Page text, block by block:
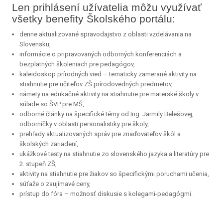
Len prihlásení užívatelia môžu využívať
všetky benefity Školského portálu:
denne aktualizované spravodajstvo z oblasti vzdelávania na
Slovensku,
informácie o pripravovaných odborných konferenciách a
bezplatných školeniach pre pedagógov,
kaleidoskop prírodných vied – tematicky zamerané aktivity na
stiahnutie pre učiteľov ZŠ prírodovedných predmetov,
námety na edukačné aktivity na stiahnutie pre materské školy v
súlade so ŠVP pre MŠ,
odborné články na špecifické témy od Ing. Jarmily Belešovej,
odborníčky v oblasti personalistiky pre školy,
prehľady aktualizovaných správ pre zriaďovateľov škôl a
školských zariadení,
ukážkové testy na stiahnutie zo slovenského jazyka a literatúry pre
2. stupeň ZŠ,
aktivity na stiahnutie pre žiakov so špecifickými poruchami učenia,
súťaže o zaujímavé ceny,
prístup do fóra – možnosť diskusie s kolegami-pedagógmi.